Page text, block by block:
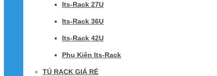
Its-Rack 27U
Its-Rack 36U
Its-Rack 42U
Phụ Kiện Its-Rack
TỦ RACK GIÁ RẺ